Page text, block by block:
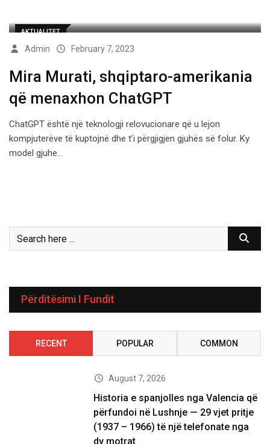
AKTUALITET
Admin February 7, 2023
Mira Murati, shqiptaro-amerikania
që menaxhon ChatGPT
ChatGPT është një teknologji relovucionare që u lejon
kompjuterëve të kuptojnë dhe t’i përgjigjen gjuhës së folur. Ky
model gjuhe…
Përditësimi I Fundit
RECENT POPULAR COMMON
August 7, 2026
Historia e spanjolles nga Valencia që
përfundoi në Lushnje — 29 vjet pritje
(1937 – 1966) të një telefonate nga
dy motrat